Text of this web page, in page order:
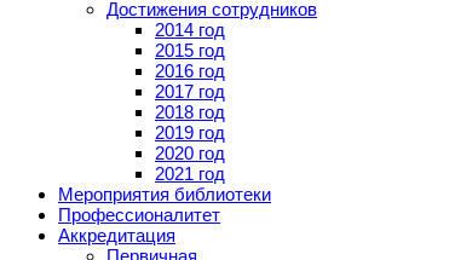
Достижения сотрудников
2014 год
2015 год
2016 год
2017 год
2018 год
2019 год
2020 год
2021 год
Мероприятия библиотеки
Профессионалитет
Аккредитация
Первичная